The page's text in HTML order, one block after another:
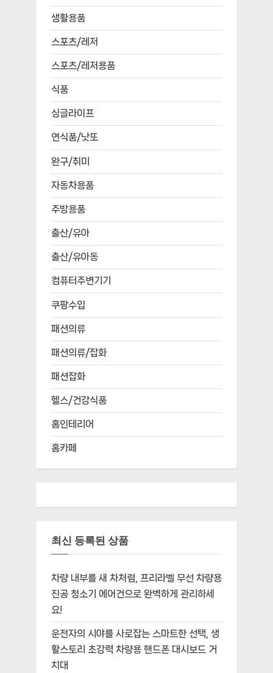
생활용품
스포츠/레저
스포츠/레저용품
식품
싱글라이프
연식품/낫또
완구/취미
자동차용품
주방용품
출산/유아
출산/유아동
컴퓨터주변기기
쿠팡수입
패션의류
패션의류/잡화
패션잡화
헬스/건강식품
홈인테리어
홈카페
최신 등록된 상품
차량 내부를 새 차처럼, 프리라벨 무선 차량용
진공 청소기 에어건으로 완벽하게 관리하세
요!
운전자의 시야를 사로잡는 스마트한 선택, 생
활스토리 초강력 차량용 핸드폰 대시보드 거
치대